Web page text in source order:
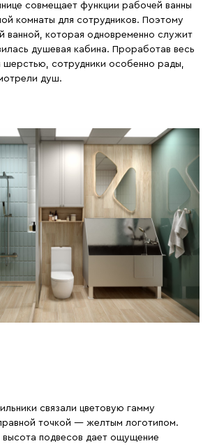
совмещает функции рабочей ванны
комнаты для сотрудников. Поэтому
ванной, которая одновременно служит
душевая кабина. Проработав весь
шерстью, сотрудники особенно рады,
душ.
связали цветовую гамму
точкой — желтым логотипом.
подвесов дает ощущение